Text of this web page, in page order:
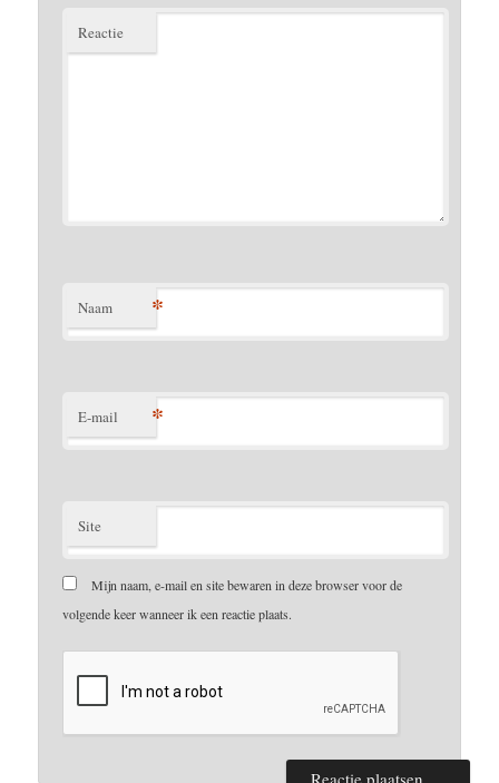
Reactie
Naam *
E-mail *
Site
Mijn naam, e-mail en site bewaren in deze browser voor de
volgende keer wanneer ik een reactie plaats.